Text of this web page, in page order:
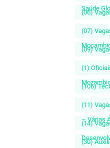
Saúde
(06)
(07)
(09)
(1)
(106)
(11)
– Várias
(14)
(30)